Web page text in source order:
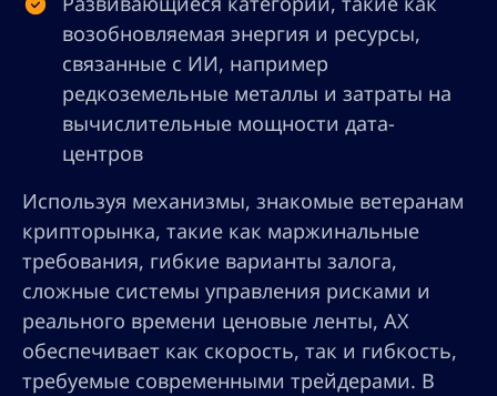
возобновляемая энергия и ресурсы,
связанные с ИИ, например
редкоземельные металлы и затраты на
вычислительные мощности дата-
центров
Используя механизмы, знакомые ветеранам
крипторынка, такие как маржинальные
требования, гибкие варианты залога,
сложные системы управления рисками и
реального времени ценовые ленты, AX
обеспечивает как скорость, так и гибкость,
требуемые современными трейдерами. В